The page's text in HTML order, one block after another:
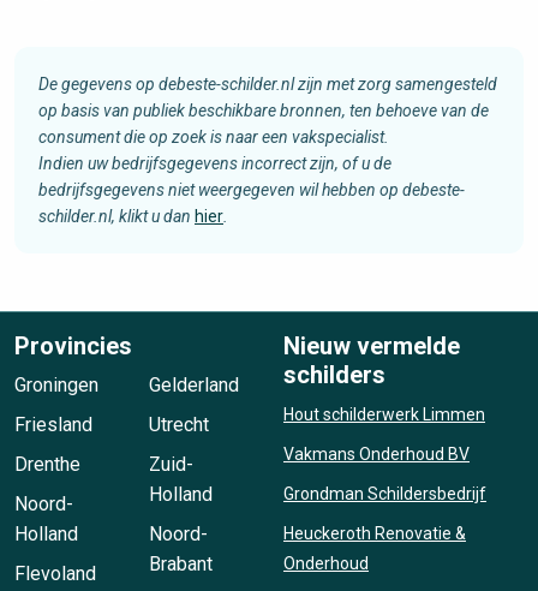
De gegevens op debeste-schilder.nl zijn met zorg samengesteld
op basis van publiek beschikbare bronnen, ten behoeve van de
consument die op zoek is naar een vakspecialist.
Indien uw bedrijfsgegevens incorrect zijn, of u de
bedrijfsgegevens niet weergegeven wil hebben op debeste-
schilder.nl, klikt u dan hier
Provincies
Groningen
Friesland
Drenthe
Noord-
Holland
Flevoland
Gelderland
Utrecht
Zuid-
Holland
Noord-
Brabant
Nieuw vermelde
schilders
Hout schilderwerk Limmen
Vakmans Onderhoud BV
Grondman Schildersbedrijf
Heuckeroth Renovatie &
Onderhoud